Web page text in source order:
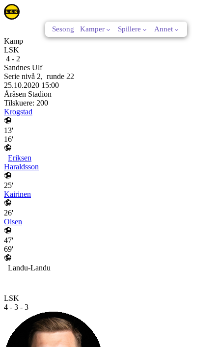
Sesong Kamper Spillere Annet
Kamp
LSK
4 - 2
Sandnes Ulf
Serie nivå 2, runde 22
25.10.2020 15:00
Åråsen Stadion
Tilskuere: 200
Krogstad
13'
16'
Eriksen
Haraldsson
25'
Kairinen
26'
Olsen
47'
69'
Landu-Landu
LSK
4 - 3 - 3